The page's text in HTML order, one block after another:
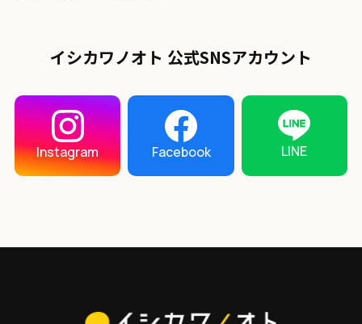
イシカワノオト 公式SNSアカウント
Instagram Facebook LINE